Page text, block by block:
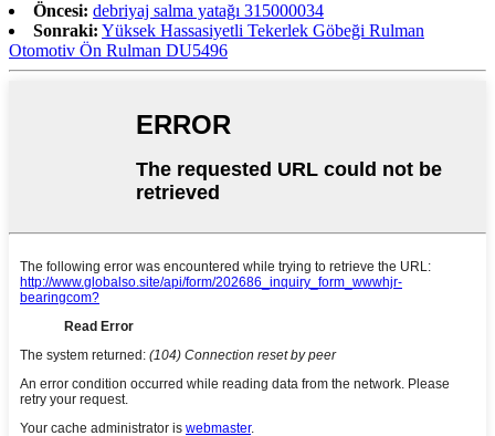
Öncesi: debriyaj salma yatağı 315000034
Sonraki: Yüksek Hassasiyetli Tekerlek Göbeği Rulman
Otomotiv Ön Rulman DU5496